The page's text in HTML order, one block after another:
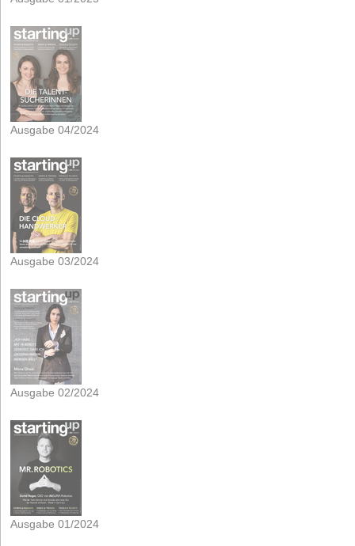
Ausgabe 04/2024
Ausgabe 03/2024
Ausgabe 02/2024
Ausgabe 01/2024